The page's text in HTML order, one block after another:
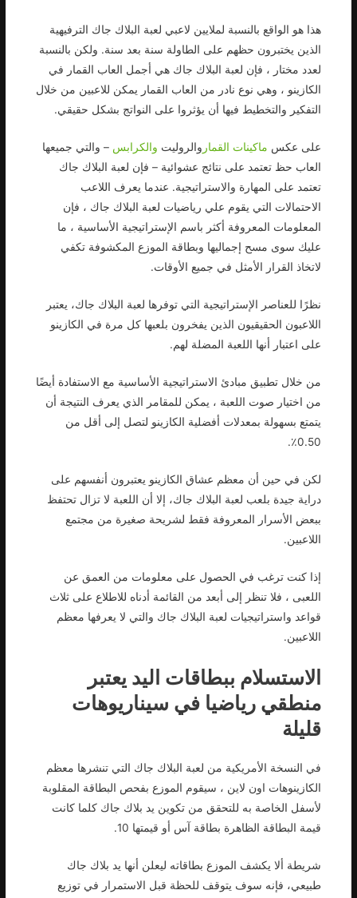
هذا هو الواقع بالنسبة لملايين لاعبي لعبة البلاك جاك الترفيهية
الذين يختبرون حظهم على الطاولة سنة بعد سنة. ولكن بالنسبة
لعدد مختار ، فإن لعبة البلاك جاك هي أجمل العاب القمار في
الكازينو ، وهي نوع نادر من العاب القمار يمكن للاعبين من خلال
التفكير والتخطيط فيها أن يؤثروا على النواتج بشكل حقيقي.
على عكس ماكينات القمار والروليت والكرابس – والتي جميعها
العاب حظ تعتمد على نتائج عشوائية – فإن لعبة البلاك جاك
تعتمد على المهارة والاستراتيجية. عندما يعرف اللاعب
الاحتمالات التي يقوم علي رياضيات لعبة البلاك جاك ، فإن
المعلومات المعروفة أكثر باسم الإستراتيجية الأساسية ، ما
عليك سوى مسح إجماليها وبطاقة الموزع المكشوفة تكفي
لاتخاذ القرار الأمثل في جميع الأوقات.
نظرًا للعناصر الإستراتيجية التي توفرها لعبة البلاك جاك، يعتبر
اللاعبون الحقيقيون الذين يفخرون بلعبها كل مرة في الكازينو
على اعتبار أنها اللعبة المضلة لهم.
من خلال تطبيق مبادئ الاستراتيجية الأساسية مع الاستفادة أيضًا
من اختيار صوت اللعبة ، يمكن للمقامر الذي يعرف النتيجة أن
يتمتع بسهولة بمعدلات أفضلية الكازينو لتصل إلى أقل من
0.50٪.
لكن في حين أن معظم عشاق الكازينو يعتبرون أنفسهم على
دراية جيدة بلعب لعبة البلاك جاك، إلا أن اللعبة لا تزال تحتفظ
ببعض الأسرار المعروفة فقط لشريحة صغيرة من مجتمع
اللاعبين.
إذا كنت ترغب في الحصول على معلومات من العمق عن
اللعبى ، فلا تنظر إلى أبعد من القائمة أدناه للاطلاع على ثلاث
قواعد واستراتيجيات لعبة البلاك جاك والتي لا يعرفها معظم
اللاعبين.
الاستسلام ببطاقات اليد يعتبر
منطقي رياضيا في سيناريوهات
قليلة
في النسخة الأمريكية من لعبة البلاك جاك التي تنشرها معظم
الكازينوهات اون لاين ، سيقوم الموزع بفحص البطاقة المقلوبة
لأسفل الخاصة به للتحقق من تكوين يد بلاك جاك كلما كانت
قيمة البطاقة الظاهرة بطاقة آس أو قيمتها 10.
شريطة ألا يكشف الموزع بطاقاته ليعلن أنها يد بلاك جاك
طبيعي، فإنه سوف يتوقف للحظة قبل الاستمرار في توزيع